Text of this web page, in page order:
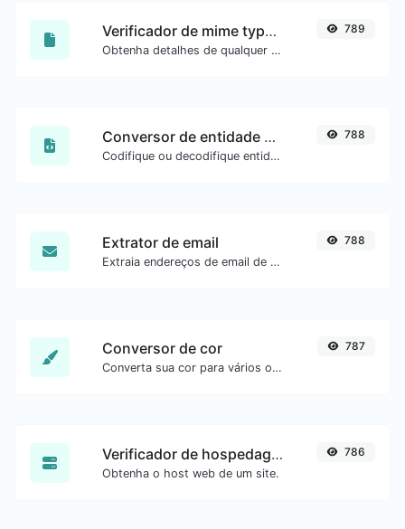
Verificador de mime type de arquivo
Obtenha detalhes de qualquer tipo de arquivo, como o mime type ou a data da última edição.
789
Conversor de entidade HTML
Codifique ou decodifique entidades HTML para qualquer entrada.
788
Extrator de email
Extraia endereços de email de qualquer tipo de conteúdo de texto.
788
Conversor de cor
Converta sua cor para vários outros formatos.
787
Verificador de hospedagem do site
Obtenha o host web de um site.
786